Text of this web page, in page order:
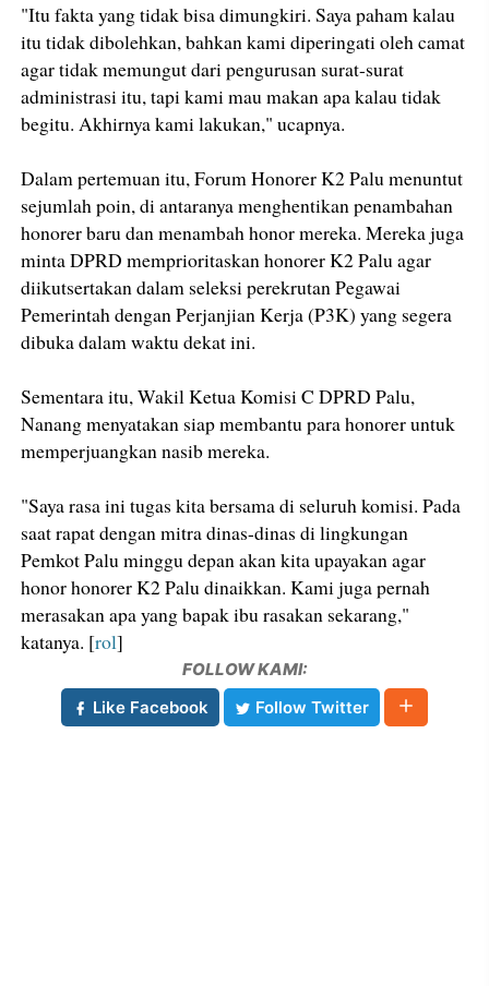
"Itu fakta yang tidak bisa dimungkiri. Saya paham kalau
itu tidak dibolehkan, bahkan kami diperingati oleh camat
agar tidak memungut dari pengurusan surat-surat
administrasi itu, tapi kami mau makan apa kalau tidak
begitu. Akhirnya kami lakukan," ucapnya.
Dalam pertemuan itu, Forum Honorer K2 Palu menuntut
sejumlah poin, di antaranya menghentikan penambahan
honorer baru dan menambah honor mereka. Mereka juga
minta DPRD memprioritaskan honorer K2 Palu agar
diikutsertakan dalam seleksi perekrutan Pegawai
Pemerintah dengan Perjanjian Kerja (P3K) yang segera
dibuka dalam waktu dekat ini.
Sementara itu, Wakil Ketua Komisi C DPRD Palu,
Nanang menyatakan siap membantu para honorer untuk
memperjuangkan nasib mereka.
"Saya rasa ini tugas kita bersama di seluruh komisi. Pada
saat rapat dengan mitra dinas-dinas di lingkungan
Pemkot Palu minggu depan akan kita upayakan agar
honor honorer K2 Palu dinaikkan. Kami juga pernah
merasakan apa yang bapak ibu rasakan sekarang,"
katanya. [rol]
FOLLOW KAMI:
Like Facebook
Follow Twitter